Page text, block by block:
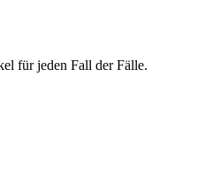
für jeden Fall der Fälle.